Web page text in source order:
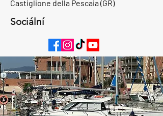
Castiglione della Pescaia (GR)
Sociální